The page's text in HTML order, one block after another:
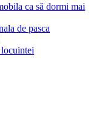
ca să dormi mai
de pasca